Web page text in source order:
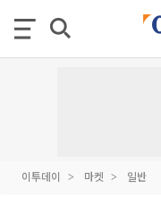
이투데이 마켓 일반